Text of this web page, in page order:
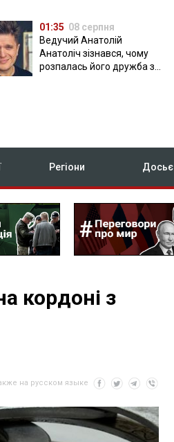
01:35 08 серпня
Ведучий Анатолій
Анатоліч зізнався, чому
розпалась його дружба з
Регіони Досьє
кордоні з
на русском языке